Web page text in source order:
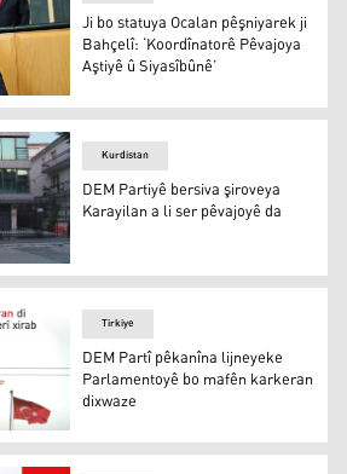
pêşniyarek ji Bahçelî:
Ji bo statuya Ocalan pêşniyarek ji
Bahçelî: ‘Koordînatorê Pêvajoya
Aştiyê û Siyasîbûnê’
şiroveya Karayilan a li ser pêvajoyê
Kurdistan
DEM Partiyê bersiva şiroveya
Karayilan a li ser pêvajoyê da
lijneyeke Parlamentoyê bo mafên
Tirkiye
DEM Partî pêkanîna lijneyeke
Parlamentoyê bo mafên karkeran
dixwaze